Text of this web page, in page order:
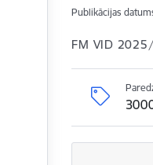
Publikācijas
FM VID